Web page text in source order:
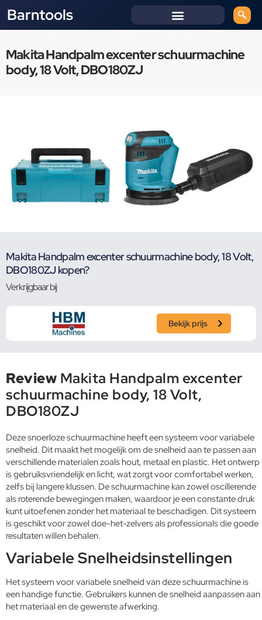
Barntools
Makita Handpalm excenter schuurmachine
body, 18 Volt, DBO180ZJ
Makita Handpalm excenter schuurmachine body, 18 Volt,
DBO180ZJ kopen?
Verkrijgbaar bij
Bekijk prijs
Review Makita Handpalm excenter
schuurmachine body, 18 Volt,
DBO180ZJ
Deze snoerloze schuurmachine heeft een systeem voor variabele
snelheid. Dit maakt het mogelijk om de snelheid aan te passen aan
verschillende materialen zoals hout, metaal en plastic. Het ontwerp
is gebruiksvriendelijk en licht, wat zorgt voor comfortabel werken,
zelfs bij langere klussen. De schuurmachine kan zowel oscillerende
als roterende bewegingen maken, waardoor je een constante druk
kunt uitoefenen zonder het materiaal te beschadigen. Dit systeem
is geschikt voor zowel doe-het-zelvers als professionals die goede
resultaten willen behalen.
Variabele Snelheidsinstellingen
Het systeem voor variabele snelheid van deze schuurmachine is
een handige functie. Gebruikers kunnen de snelheid aanpassen aan
het materiaal en de gewenste afwerking.